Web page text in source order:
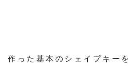
作った基本のシェイプキー